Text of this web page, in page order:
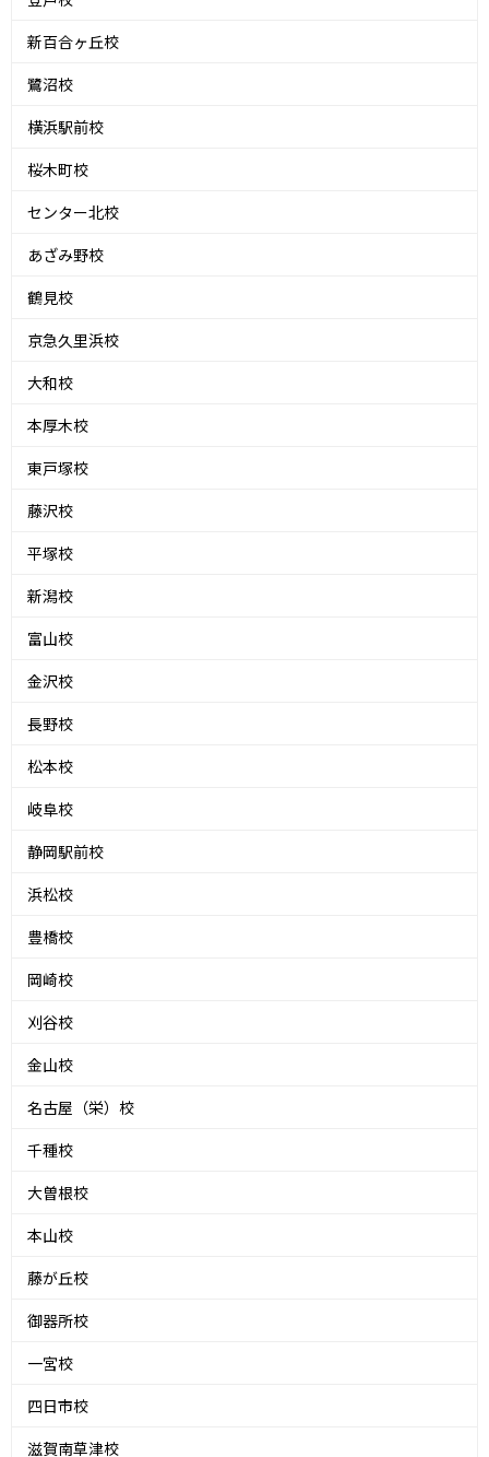
新百合ヶ丘校
鷺沼校
横浜駅前校
桜木町校
センター北校
あざみ野校
鶴見校
京急久里浜校
大和校
本厚木校
東戸塚校
藤沢校
平塚校
新潟校
富山校
金沢校
長野校
松本校
岐阜校
静岡駅前校
浜松校
豊橋校
岡崎校
刈谷校
金山校
名古屋（栄）校
千種校
大曽根校
本山校
藤が丘校
御器所校
一宮校
四日市校
滋賀南草津校